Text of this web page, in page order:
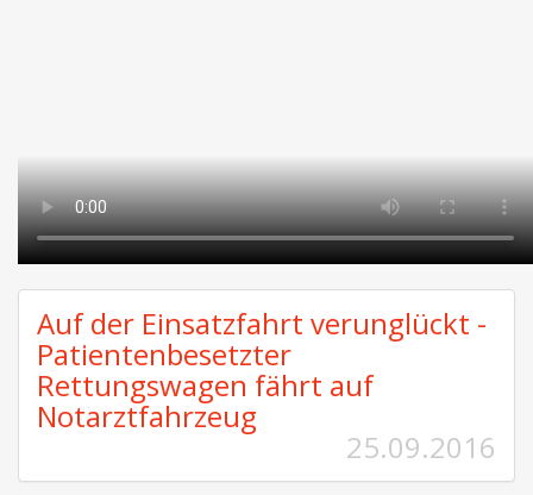
Auf der Einsatzfahrt verunglückt -
Patientenbesetzter
Rettungswagen fährt auf
Notarztfahrzeug
25.09.2016